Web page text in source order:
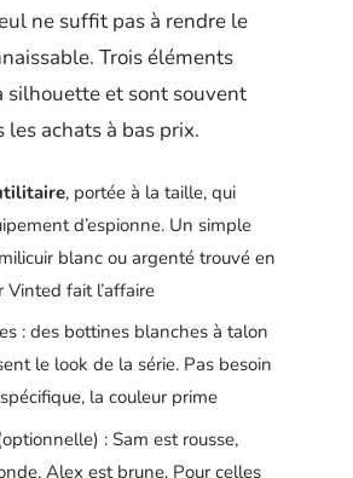
ne suffit pas à rendre le
Trois éléments
silhouette et sont souvent
les achats à bas prix.
, portée à la taille, qui
d’espionne. Un simple
blanc ou argenté trouvé en
Vinted fait l’affaire
: des bottines blanches à talon
le look de la série. Pas besoin
la couleur prime
: Sam est rousse,
Alex est brune. Pour celles